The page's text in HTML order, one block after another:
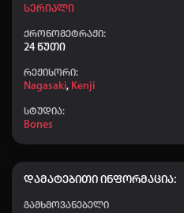
Სერიალი
ქრონომეტრაჟი:
24 წუთი
რეჟისორი:
Nagasaki, Kenji
სტუდია:
Bones
დამატებითი ინფორმაცია:
გამხმოვანებელი